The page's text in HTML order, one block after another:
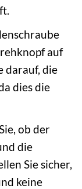
auf
darauf, die
dies die
ob der
die
Sie sicher,
keine